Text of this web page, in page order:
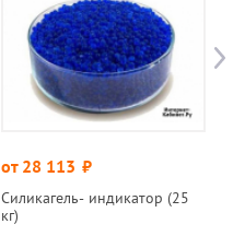
от 28 113 руб.
Силикагель- индикатор (25
кг)